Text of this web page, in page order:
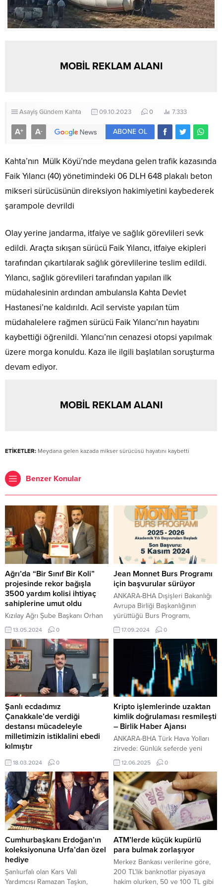
MOBİL REKLAM ALANI
AsayişGündem Kahta 09.10.2023 0 7.333
A+ A- ABONE OL
Kahta’nın Mülk Köyü’nde meydana gelen trafik kazasında
Faik Yılancı (40) yönetimindeki 06 DLH 648 plakalı beton
mikseri sürücüsünün direksiyon hakimiyetini kaybederek
şarampole devrildi
Olay yerine jandarma, itfaiye ve sağlık görevlileri sevk
edildi. Araçta sıkışan sürücü Faik Yılancı, itfaiye ekipleri
tarafından çıkartılarak sağlık görevlilerine teslim edildi.
Yılancı, sağlık görevlileri tarafından yapılan ilk
müdahalesinin ardından ambulansla Kahta Devlet
Hastanesi’ne kaldırıldı. Acil serviste yapılan tüm
müdahalelere rağmen sürücü Faik Yılancı’nın hayatını
kaybettiği öğrenildi. Yılancı’nın cenazesi otopsi yapılmak
üzere morga konuldu. Kaza ile ilgili başlatılan soruşturma
devam ediyor.
MOBİL REKLAM ALANI
ETİKETLER: Meydana gelen kazada mikser sürücüsü hayatını kaybetti
Benzer Konular
Ağrı’da “Bir Sınıf Bir Koli”
projesinde rekor bağışla
3500 yardım kolisi ihtiyaç
sahiplerine umut oldu
Kızılay Ağrı Şube Başkanı Orhan
Tatlı ve beraberindeki heyet, İl
Milli Eğitim Müdürü Hasan
Kökrek’e makamında ziyaret
gerçekleştirdi. Ziyarette, her yıl
Ramazan ayında gelenekselleşen
“Bir Sınıf Bir Koli” projesine
verilen destekler için teşekkür
edildi. 13 Mayıs 2024, 12:28
yayınlandı ...
13.05.2024 0
Jean Monnet Burs Programı
için başvurular sürüyor
ANKARA-BHA Dışişleri Bakanlığı
Avrupa Birliği Başkanlığının
yürüttüğü Burs Programı,
Türkiye’nin AB üyelik sürecine
katkı sunmak ve AB müktesebatı
konusunda uzmanlaşmak
isteyenlere Avrupa’nın en saygın
üniversitelerinde eğitim alma
fırsatı sunuyor. Burstan yaklaşık
190 kişi faydalanabilecek. Jean
Monnet Burs Programı: Geleceğe
yatırım Jean Monnet Burs
Programı, AB alanında yetişmiş
nitelikli uzman sayısının...
17.09.2024 0
Şanlı ecdadımız
Çanakkale’de verdiği
destansı mücadeleyle
milletimizin istiklalini ebedi
kılmıştır
Vekil Avcı: Şanlı ecdadımız
Çanakkale’de verdiği destansı
mücadeleyle milletimizin istiklalini
ebedi kılmıştır AK Parti Zonguldak
Milletvekili Muammer Avcı,
Çanakkale Zaferi’nin yıldönümü
sebebiyle yayınladığı mesajın
tamamı şu şekilde: Şanlı
ecdadımız Çanakkale’de verdiği
topyekûn mücadeleyle
milletimizin istiklalini ebedi
kılmıştır. Çanakkale’de;
ecdadımızın imanından güç alarak
18.03.2024 0
Kripto işlemlerinde uzaktan
kimlik doğrulaması resmileşti
– Birlik Haber Ajansı
ANKARA-BHA Türk Hava Yolları
zirvede: Günlük seferde yeni
rekor Hazine ve Maliye
Bakanlığınca hazırlanan “Mali
Suçları Araştırma Kurulu Genel
Tebliği’nde Değişiklik Yapılmasına
Dair Tebliğ” Resmi Gazete’de
yayımlanarak yürürlüğe girdi. Yeni
düzenlemeyle birlikte, daha önce
yalnızca sermaye piyasası
işlemlerine yönelik olan uzaktan
kimlik tespiti uygulaması, artık
kripto varlık hizmet sağlayıcılık
işlemlerini...
12.06.2025 0
Cumhurbaşkanı Erdoğan’ın
koleksiyonuna Urfa’dan özel
hediye
Şanlıurfalı olan Kars Vali
Yardımcısı Ramazan Taşkın,
ATM’lerde küçük kupürlü
para bulmak zorlaşıyor
Merkez Bankası verilerine göre,
200 TL’lik banknotlar piyasaya
hakim olurken, 50 ve 100 TL gibi